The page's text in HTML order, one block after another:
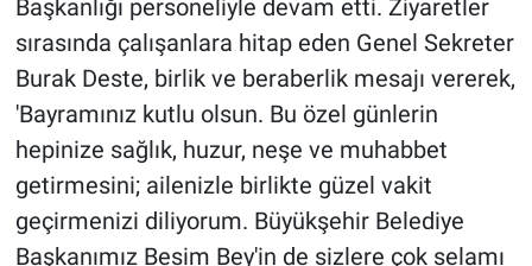
Başkanlığı personeliyle devam etti. Ziyaretler
sırasında çalışanlara hitap eden Genel Sekreter
Burak Deste, birlik ve beraberlik mesajı vererek,
'Bayramınız kutlu olsun. Bu özel günlerin
hepinize sağlık, huzur, neşe ve muhabbet
getirmesini; ailenizle birlikte güzel vakit
geçirmenizi diliyorum. Büyükşehir Belediye
Başkanımız Besim Bey'in de sizlere çok selamı